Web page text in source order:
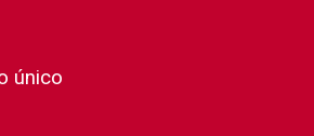
único